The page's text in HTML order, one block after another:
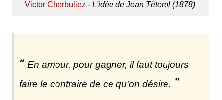
Victor Cherbuliez -L'idée de Jean Têterol (1878)
En amour, pour gagner, il faut toujours
faire le contraire de ce qu'on désire.